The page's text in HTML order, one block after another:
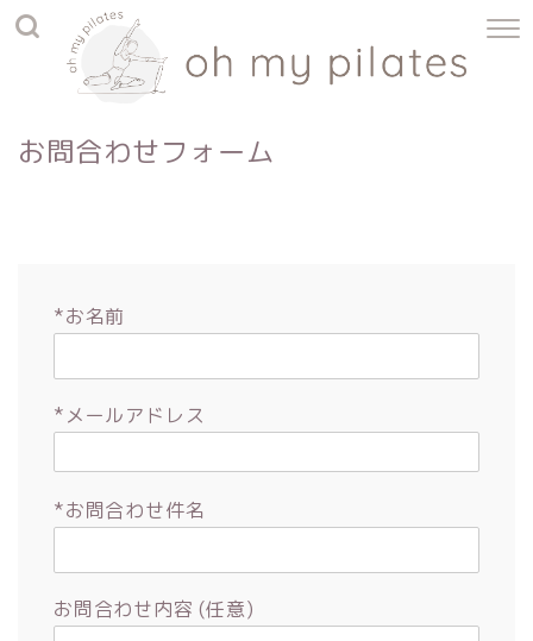
お問合わせフォーム
*お名前
*メールアドレス
*お問合わせ件名
お問合わせ内容 (任意)